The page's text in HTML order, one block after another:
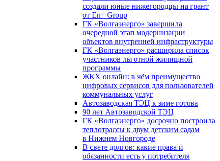
создали юные нижегородцы на грант
от En+ Group
ГК «Волгаэнерго» завершила
очередной этап модернизации
объектов внутренней инфраструктуры
ГК «Волгаэнерго» расширила список
участников льготной жилищной
программы
ЖКХ онлайн: в чём преимущество
цифровых сервисов для пользователей
коммунальных услуг
Автозаводская ТЭЦ к зиме готова
90 лет Автозаводской ТЭЦ
ГК «Волгаэнерго» досрочно построила
теплотрассы к двум детским садам
в Нижнем Новгороде
В свете долгов: какие права и
обязанности есть у потребителя